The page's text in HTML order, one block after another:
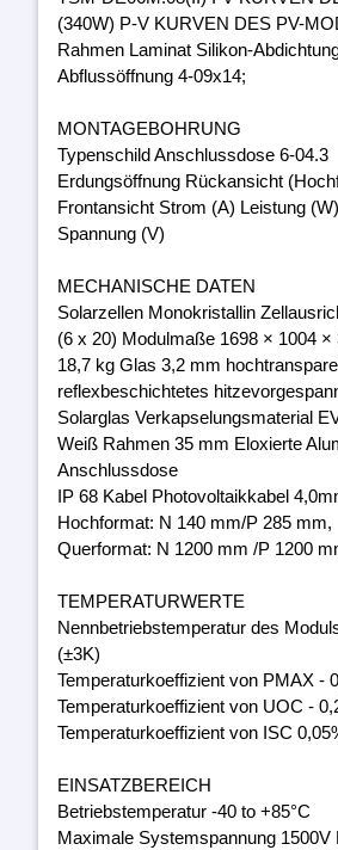
(340W) P-V KURVEN DES PV-
Rahmen Laminat Silikon-
Abflussöffnung 4-09x14;
MONTAGEBOHRUNG
Typenschild Anschlussdose 6-04.3
Erdungsöffnung Rückansicht
Frontansicht Strom (A) Leistung
Spannung (V)
MECHANISCHE DATEN
Solarzellen Monokristallin
(6 x 20) Modulmaße 1698 × 1004
18,7 kg Glas 3,2 mm
reflexbeschichtetes
Solarglas Verkapselungsmaterial
Weiß Rahmen 35 mm Eloxierte
Anschlussdose
IP 68 Kabel Photovoltaikkabel
Hochformat: N 140 mm/P 285 mm,
Querformat: N 1200 mm /P 1200
TEMPERATURWERTE
Nennbetriebstemperatur des
(±3K)
Temperaturkoeffizient von PMAX -
Temperaturkoeffizient von UOC -
Temperaturkoeffizient von ISC
EINSATZBEREICH
Betriebstemperatur -40 to +85°C
Maximale Systemspannung 1500V